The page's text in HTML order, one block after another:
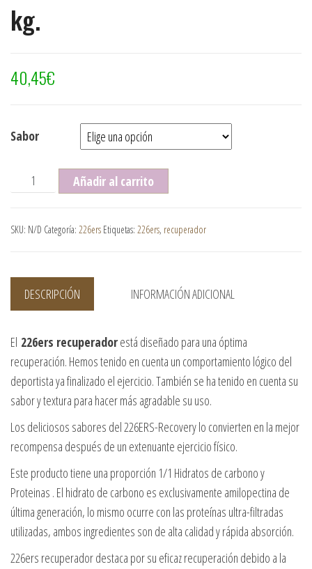
kg.
40,45€
Sabor
Bolsa 226ers recuperador 1 kg. cantidad
Añadir al carrito
SKU: N/D Categoría: 226ers Etiquetas: 226ers, recuperador
DESCRIPCIÓN INFORMACIÓN ADICIONAL
El 226ers recuperadorestá diseñado para una óptima
recuperación. Hemos tenido en cuenta un comportamiento lógico del
deportista ya finalizado el ejercicio. También se ha tenido en cuenta su
sabor y textura para hacer más agradable su uso.
Los deliciosos sabores del 226ERS-Recovery lo convierten en la mejor
recompensa después de un extenuante ejercicio físico.
Este producto tiene una proporción 1/1 Hidratos de carbono y
Proteinas . El hidrato de carbono es exclusivamente amilopectina de
última generación, lo mismo ocurre con las proteínas ultra-filtradas
utilizadas, ambos ingredientes son de alta calidad y rápida absorción.
226ers recuperador destaca por su eficaz recuperación debido a la